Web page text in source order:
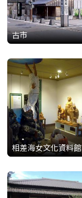
古市
相差海女文化資料館